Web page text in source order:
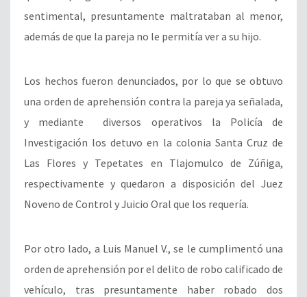
sentimental, presuntamente maltrataban al menor,
además de que la pareja no le permitía ver a su hijo.
Los hechos fueron denunciados, por lo que se obtuvo
una orden de aprehensión contra la pareja ya señalada,
y mediante diversos operativos la Policía de
Investigación los detuvo en la colonia Santa Cruz de
Las Flores y Tepetates en Tlajomulco de Zúñiga,
respectivamente y quedaron a disposición del Juez
Noveno de Control y Juicio Oral que los requería.
Por otro lado, a Luis Manuel V., se le cumplimentó una
orden de aprehensión por el delito de robo calificado de
vehículo, tras presuntamente haber robado dos